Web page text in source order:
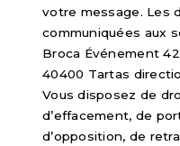
votre message. Les
communiquées aux
Broca Événement
40400 Tartas
Vous disposez de
d’effacement, de
d’opposition, de